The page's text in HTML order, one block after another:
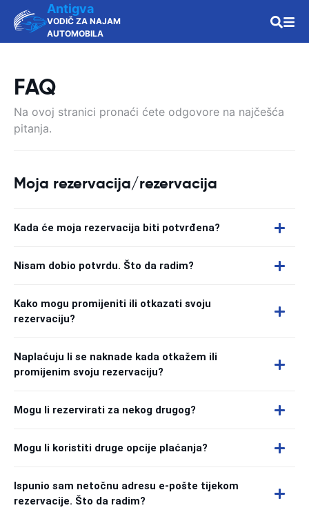
Antigva
VODIČ ZA NAJAM
AUTOMOBILA
FAQ
Na ovoj stranici pronaći ćete odgovore na najčešća
pitanja.
Moja rezervacija/rezervacija
Kada će moja rezervacija biti potvrđena?
Nisam dobio potvrdu. Što da radim?
Kako mogu promijeniti ili otkazati svoju
rezervaciju?
Naplaćuju li se naknade kada otkažem ili
promijenim svoju rezervaciju?
Mogu li rezervirati za nekog drugog?
Mogu li koristiti druge opcije plaćanja?
Ispunio sam netočnu adresu e-pošte tijekom
rezervacije. Što da radim?